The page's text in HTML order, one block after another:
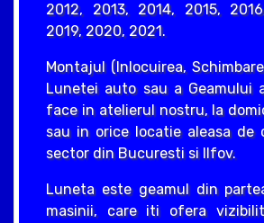
2012, 2013, 2014, 2015,
2019, 2020, 2021.
Montajul (Inlocuirea,
Lunetei auto sau a Geamului
face in atelierul nostru, la
sau in orice locatie aleasa de
sector din Bucuresti si Ilfov.
Luneta este geamul din
masinii, care iti ofera